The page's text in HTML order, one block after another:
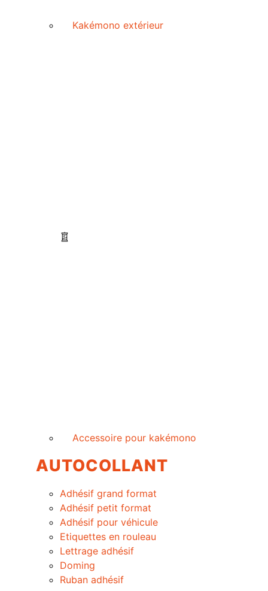
Kakémono extérieur
Accessoire pour kakémono
AUTOCOLLANT
Adhésif grand format
Adhésif petit format
Adhésif pour véhicule
Etiquettes en rouleau
Lettrage adhésif
Doming
Ruban adhésif